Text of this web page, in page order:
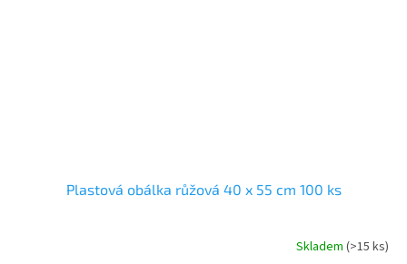
Plastová obálka růžová 40 x 55 cm 100 ks
Skladem (>15 ks)